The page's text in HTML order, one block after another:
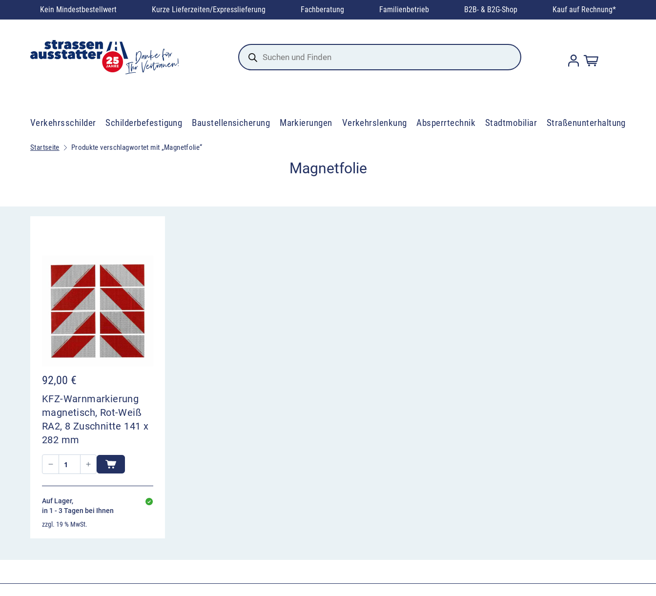
Kein Mindestbestellwert Kurze Lieferzeiten/Expresslieferung Fachberatung Familienbetrieb B2B- & B2G-Shop Kauf auf Rechnung*
Products
search
Verkehrsschilder Schilderbefestigung Baustellensicherung Markierungen Verkehrslenkung Absperrtechnik Stadtmobiliar Straßenunterhaltung
Startseite Produkte verschlagwortet mit „Magnetfolie“
Magnetfolie
92,00 €
KFZ-Warnmarkierung
magnetisch, Rot-Weiß
RA2, 8 Zuschnitte 141 x
282 mm
Auf Lager,
in 1 - 3 Tagen bei Ihnen
zzgl. 19 % MwSt.